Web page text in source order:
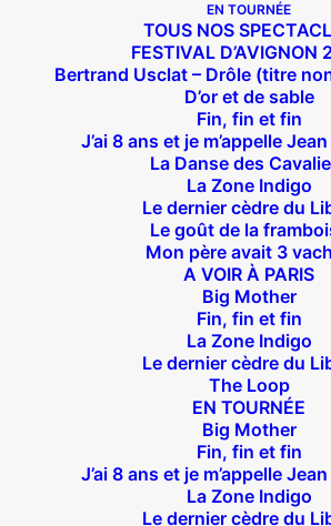
EN TOURNÉE
TOUS NOS
FESTIVAL D’AVIGNON
Bertrand Usclat – Drôle (titre
D’or et de sable
Fin, fin et fin
J’ai 8 ans et je m’appelle
La Danse des
La Zone Indigo
Le dernier cèdre du
Le goût de la
Mon père avait 3
A VOIR À PARIS
Big Mother
Fin, fin et fin
La Zone Indigo
Le dernier cèdre du
The Loop
EN TOURNÉE
Big Mother
Fin, fin et fin
J’ai 8 ans et je m’appelle
La Zone Indigo
Le dernier cèdre du
Suivez nous !